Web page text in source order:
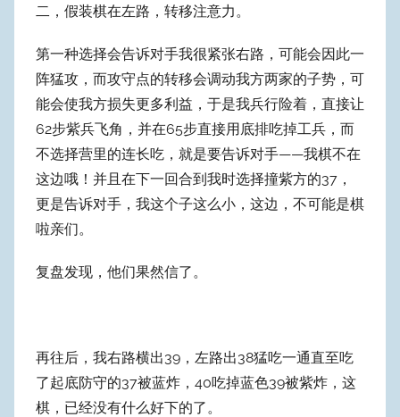
二，假装棋在左路，转移注意力。
第一种选择会告诉对手我很紧张右路，可能会因此一
阵猛攻，而攻守点的转移会调动我方两家的子势，可
能会使我方损失更多利益，于是我兵行险着，直接让
62步紫兵飞角，并在65步直接用底排吃掉工兵，而
不选择营里的连长吃，就是要告诉对手——我棋不在
这边哦！并且在下一回合到我时选择撞紫方的37，
更是告诉对手，我这个子这么小，这边，不可能是棋
啦亲们。
复盘发现，他们果然信了。
再往后，我右路横出39，左路出38猛吃一通直至吃
了起底防守的37被蓝炸，40吃掉蓝色39被紫炸，这
棋，已经没有什么好下的了。